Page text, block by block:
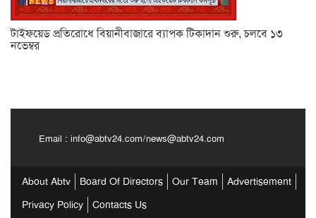
টাইফয়েড প্রতিরোধে বিয়ানীবাজারে ব্যাপক টিকাদান শুরু, চলবে ১৩
নভেম্বর
Email : info@abtv24.com/news@abtv24.com
About Abtv Board Of Directors Our Team
Advertisement
Privacy Policy
Contacts Us